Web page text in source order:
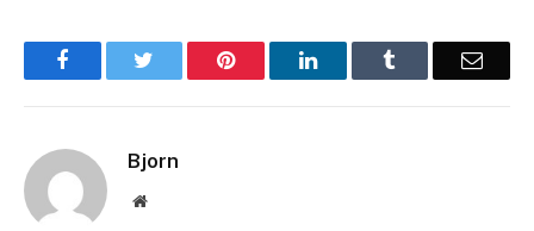
Facebook Pinterest LinkedIn Email
Bjorn
Website